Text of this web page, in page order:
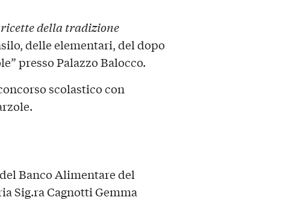
della tradizione
delle elementari, del dopo
presso Palazzo Balocco.
scolastico con
Banco Alimentare del
Sig.ra Cagnotti Gemma